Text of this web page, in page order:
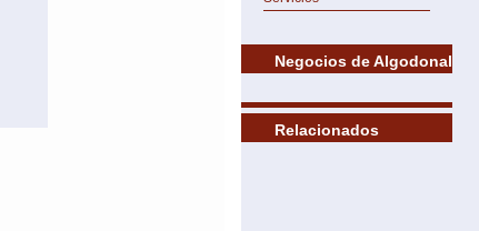
Negocios de Algodonal
Relacionados